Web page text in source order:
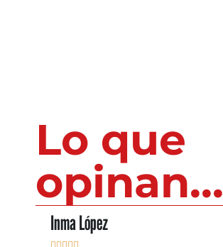
Lo que
opinan...
Inma López